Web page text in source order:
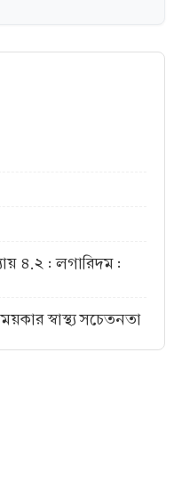
৪.২ : লগারিদম :
স্বাস্থ্য সচেতনতা